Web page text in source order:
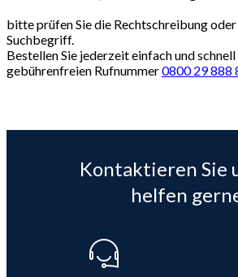
bitte prüfen Sie die Rechtschreibung oder
Suchbegriff.
Bestellen Sie jederzeit einfach und
gebührenfreien Rufnummer0800 29 888
Kontaktieren Sie
helfen